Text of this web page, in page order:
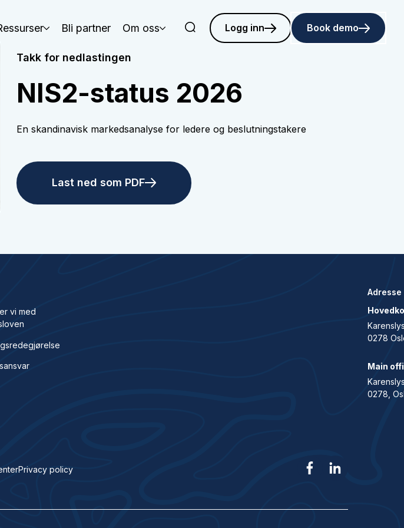
Bli partner Om oss Logg inn Book demo
Takk for nedlastingen
NIS2-status 2026
En skandinavisk markedsanalyse for ledere og beslutningstakere
Last ned som PDF
vi med
Adresse
0278
Main
0278,
Privacy policy